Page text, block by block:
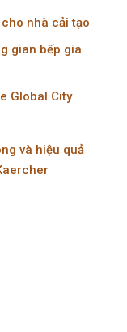
nhà cải tạo
gian bếp gia
Global City
và hiệu quả